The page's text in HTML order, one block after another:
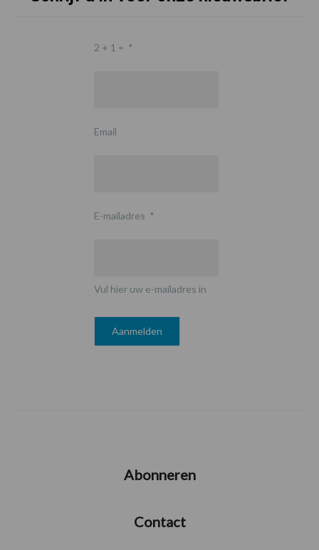
2 + 1 = *
Email
E-mailadres *
Vul hier uw e-mailadres in
Abonneren
Contact